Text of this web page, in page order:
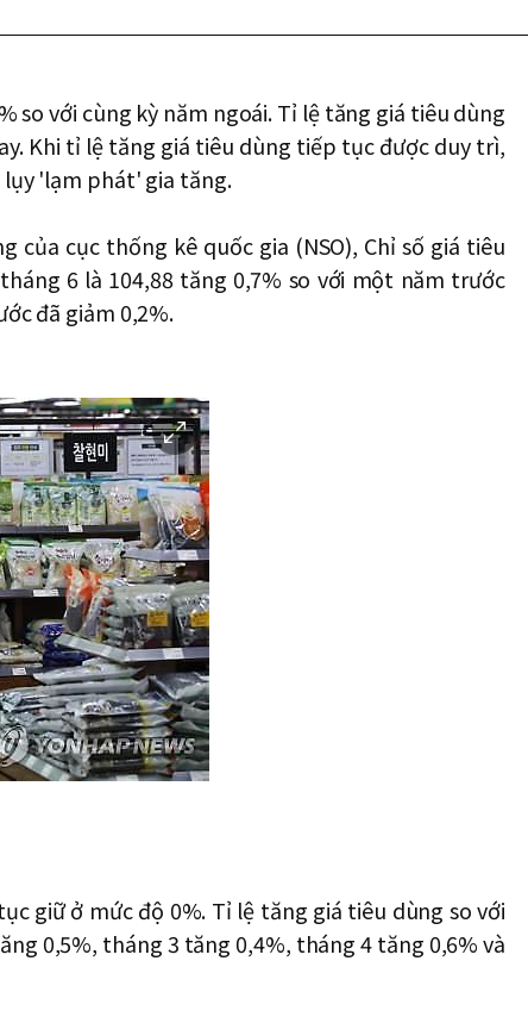
so với cùng kỳ năm ngoái. Tỉ lệ tăng giá tiêu dùng
Khi tỉ lệ tăng giá tiêu dùng tiếp tục được duy trì,
lụy 'lạm phát' gia tăng.
của cục thống kê quốc gia (NSO), Chỉ số giá tiêu
6 là 104,88 tăng 0,7% so với một năm trước
đã giảm 0,2%.
이
미
지
확
대
giữ ở mức độ 0%. Tỉ lệ tăng giá tiêu dùng so với
0,5%, tháng 3 tăng 0,4%, tháng 4 tăng 0,6% và